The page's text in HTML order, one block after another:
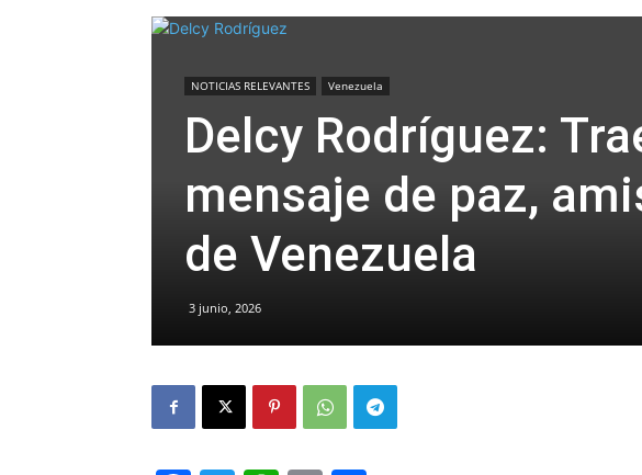
NOTICIAS RELEVANTES Venezuela
Delcy Rodríguez:
mensaje de paz,
de Venezuela
3 junio, 2026